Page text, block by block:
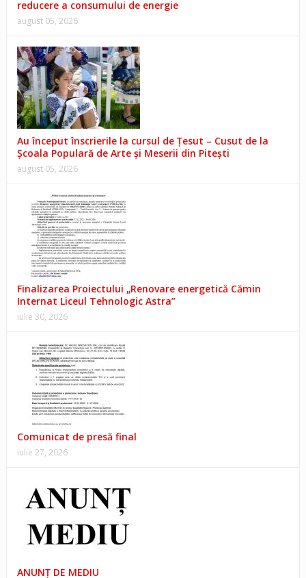
reducere a consumului de energie
august 05, 2026
Au început înscrierile la cursul de Țesut – Cusut de la
Școala Populară de Arte și Meserii din Pitești
august 05, 2026
Finalizarea Proiectului „Renovare energetică Cămin
Internat Liceul Tehnologic Astra”
iulie 30, 2026
Comunicat de presă final
iulie 27, 2026
ANUNŢ DE MEDIU